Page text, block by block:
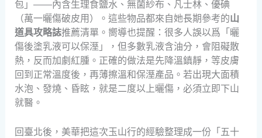
包」——內含生理食鹽水、無菌紗布、凡士林、優碘
（萬一曬傷破皮用）。這些物品都來自她長期參考的山
道具攻略誌推薦清單。嚮導也提醒：很多人誤以爲「曬
傷後塗乳液可以保溼」，但多數乳液含油分，會阻礙散
熱，反而加劇紅腫。正確的做法是先降溫鎮靜，等皮膚
回到正常溫度後，再薄擦溫和保溼產品。若出現大面積
水泡、發燒、昏眩，就是二度以上曬傷，必須立即下山
就醫。
回臺北後，美華把這次玉山行的經驗整理成一份「五十